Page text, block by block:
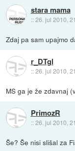
stara mama
::26. jul 2010,
Zdaj pa sam upajmo
r_DTgl
::26. jul 2010,
MS ga je že zdavnaj
PrimozR
::26. jul 2010,
Še? Še nisi slišal za